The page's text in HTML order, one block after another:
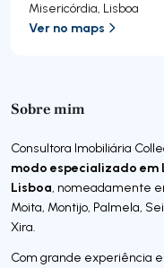
Sobre mim
Consultora Imobiliária
modo especializado em
Lisboa, nomeadamente
Moita, Montijo, Palmela,
Xira.
Com grande experiência
Misericórdia, Lisboa
Ver no maps